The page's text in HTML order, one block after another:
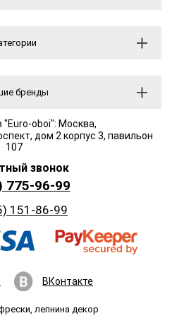
бренды
"Euro-oboi": Москва,
дом 2 корпус 3, павильон
107
звонок
775-96-99
151-86-99
ВКонтакте
лепнина декор